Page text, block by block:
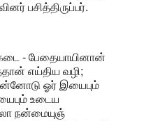
பசித்திருப்பர்.
- பேதையாயினான்
எய்திய வழி;
ஓர் இயைபும்
உடைய
நன்மையுஞ்